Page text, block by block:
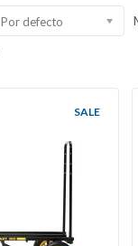
Por defecto
SALE